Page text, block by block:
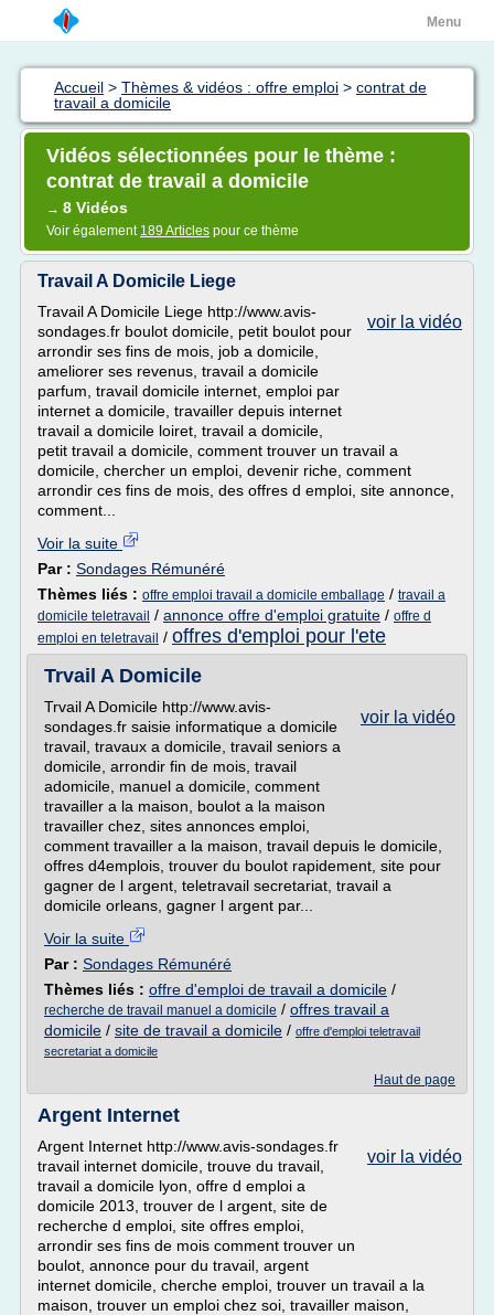
Menu
Accueil > Thèmes & vidéos : offre emploi > contrat de
travail a domicile
Vidéos sélectionnées pour le thème :
contrat de travail a domicile
→ 8 Vidéos
Voir également 189 Articles pour ce thème
Travail A Domicile Liege
voir la vidéo
Travail A Domicile Liege http://www.avis-
sondages.fr boulot domicile, petit boulot pour
arrondir ses fins de mois, job a domicile,
ameliorer ses revenus, travail a domicile
parfum, travail domicile internet, emploi par
internet a domicile, travailler depuis internet
travail a domicile loiret, travail a domicile,
petit travail a domicile, comment trouver un travail a
domicile, chercher un emploi, devenir riche, comment
arrondir ces fins de mois, des offres d emploi, site annonce,
comment...
Voir la suite
Par : Sondages Rémunéré
Thèmes liés : offre emploi travail a domicile emballage / travail a
domicile teletravail / annonce offre d'emploi gratuite / offre d
emploi en teletravail / offres d'emploi pour l'ete
Trvail A Domicile
voir la vidéo
Trvail A Domicile http://www.avis-
sondages.fr saisie informatique a domicile
travail, travaux a domicile, travail seniors a
domicile, arrondir fin de mois, travail
adomicile, manuel a domicile, comment
travailler a la maison, boulot a la maison
travailler chez, sites annonces emploi,
comment travailler a la maison, travail depuis le domicile,
offres d4emplois, trouver du boulot rapidement, site pour
gagner de l argent, teletravail secretariat, travail a
domicile orleans, gagner l argent par...
Voir la suite
Par : Sondages Rémunéré
Thèmes liés : offre d'emploi de travail a domicile /
recherche de travail manuel a domicile / offres travail a
domicile / site de travail a domicile / offre d'emploi teletravail
secretariat a domicile
Haut de page
Argent Internet
voir la vidéo
Argent Internet http://www.avis-sondages.fr
travail internet domicile, trouve du travail,
travail a domicile lyon, offre d emploi a
domicile 2013, trouver de l argent, site de
recherche d emploi, site offres emploi,
arrondir ses fins de mois comment trouver un
boulot, annonce pour du travail, argent
internet domicile, cherche emploi, trouver un travail a la
maison, trouver un emploi chez soi, travailler maison,